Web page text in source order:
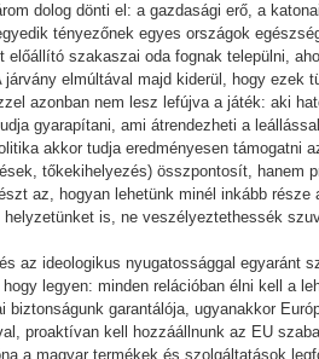
dolog dönti el: a gazdasági erő, a
tényezőnek egyes országok
előállító szakaszai oda fognak települni,
elmúltával majd kiderül, hogy
azonban nem lesz lefújva a játék: aki
gyarapítani, ami átrendezheti a
akkor tudja eredményesen
tőkekihelyezés) összpontosít, hanem
az, hogyan lehetünk minél inkább
is, ne veszélyeztethessék
az ideologikus nyugatossággal egyaránt
legyen: minden relációban élni kell a
biztonságunk garantálója, ugyanakkor
proaktívan kell hozzáállnunk az EU
a magyar termékek és szolgáltatások